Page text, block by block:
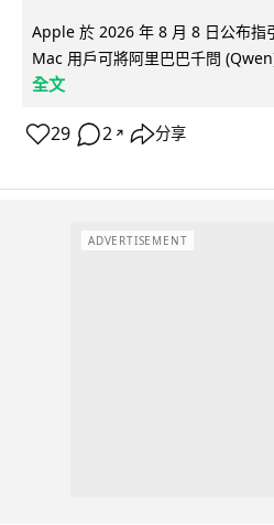
Apple 於 2026 年 8 月 8 日公布指
Mac 用戶可將阿里巴巴千問
全文
29 2 ↗ 分享
ADVERTISEMENT